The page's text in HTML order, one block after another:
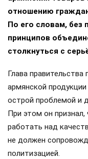
отношению
По его словам, без
принципов
столкнуться с
Глава
армянской
острой проблемой и
При этом он
работать над
не должен
политизацией.